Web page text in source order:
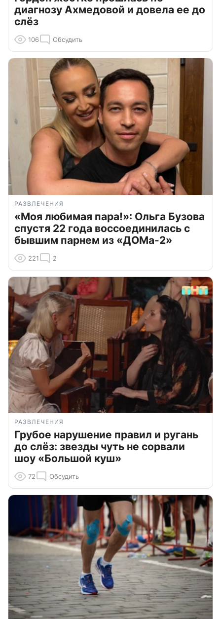
диагнозу Ахмедовой и довела ее до
слёз
106 Обсудить
РАЗВЛЕЧЕНИЯ
«Моя любимая пара!»: Ольга Бузова
спустя 22 года воссоединилась с
бывшим парнем из «ДОМа-2»
221 2
РАЗВЛЕЧЕНИЯ
Грубое нарушение правил и ругань
до слёз: звезды чуть не сорвали
шоу «Большой куш»
72 Обсудить